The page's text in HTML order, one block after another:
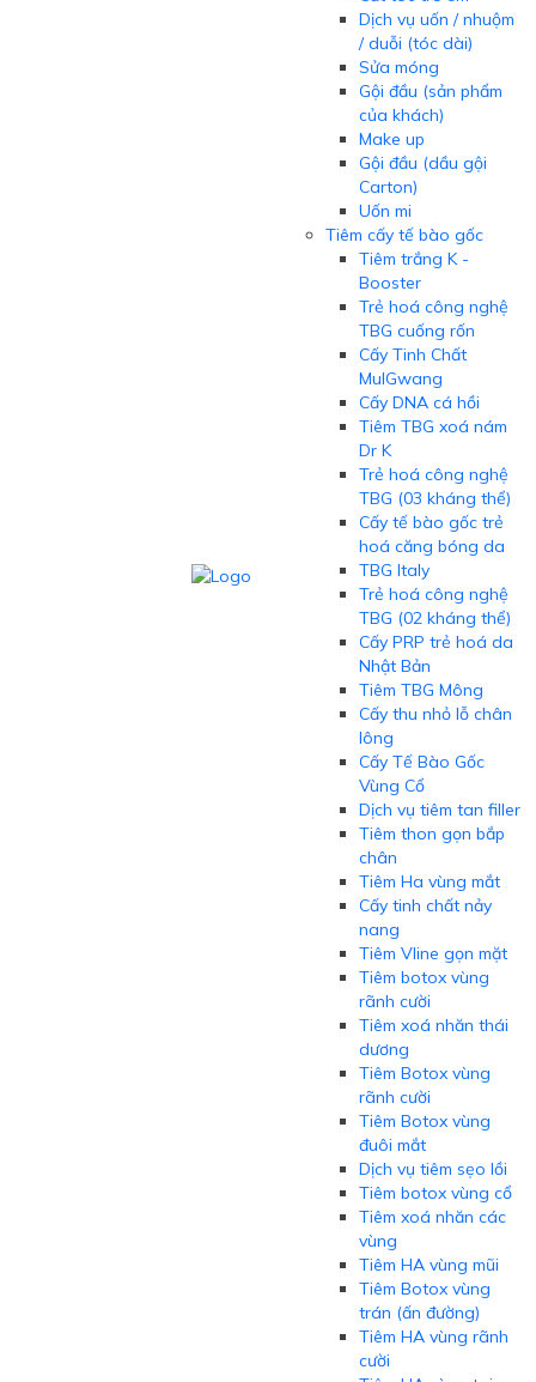
Dịch vụ uốn / nhuộm
/ duỗi (tóc dài)
Sửa móng
Gội đầu (sản phẩm
của khách)
Make up
Gội đầu (dầu gội
Carton)
Uốn mi
Tiêm cấy tế bào gốc
Tiêm trắng K -
Booster
Trẻ hoá công nghệ
TBG cuống rốn
Cấy Tinh Chất
MulGwang
Cấy DNA cá hồi
Tiêm TBG xoá nám
Dr K
Trẻ hoá công nghệ
TBG (03 kháng thể)
Cấy tế bào gốc trẻ
hoá căng bóng da
TBG Italy
Trẻ hoá công nghệ
TBG (02 kháng thể)
Cấy PRP trẻ hoá da
Nhật Bản
Tiêm TBG Mông
Cấy thu nhỏ lỗ chân
lông
Cấy Tế Bào Gốc
Vùng Cổ
Dịch vụ tiêm tan filler
Tiêm thon gọn bắp
chân
Tiêm Ha vùng mắt
Cấy tinh chất nảy
nang
Tiêm Vline gọn mặt
Tiêm botox vùng
rãnh cười
Tiêm xoá nhăn thái
dương
Tiêm Botox vùng
rãnh cười
Tiêm Botox vùng
đuôi mắt
Dịch vụ tiêm sẹo lồi
Tiêm botox vùng cổ
Tiêm xoá nhăn các
vùng
Tiêm HA vùng mũi
Tiêm Botox vùng
trán (ấn đường)
Tiêm HA vùng rãnh
cười